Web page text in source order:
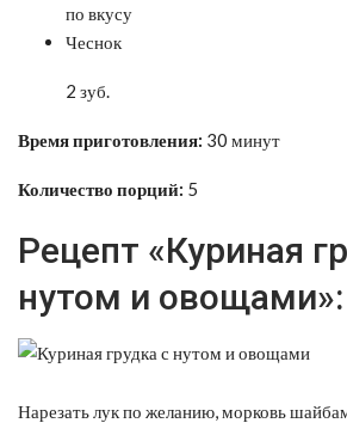
по вкусу
Чеснок
2 зуб.
Время приготовления: 30 минут
Количество порций: 5
Рецепт «Куриная
нутом и овощами»:
Нарезать лук по желанию, морковь